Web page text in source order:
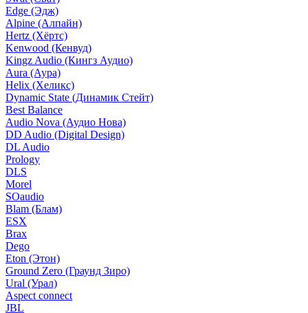
Edge (Эдж)
Alpine (Алпайн)
Hertz (Хёртс)
Kenwood (Кенвуд)
Kingz Audio (Кингз Аудио)
Aura (Аура)
Helix (Хеликс)
Dynamic State (Динамик Стейт)
Best Balance
Audio Nova (Аудио Нова)
DD Audio (Digital Design)
DL Audio
Prology
DLS
Morel
SOaudio
Blam (Блам)
ESX
Brax
Dego
Eton (Этон)
Ground Zero (Граунд Зиро)
Ural (Урал)
Aspect connect
JBL